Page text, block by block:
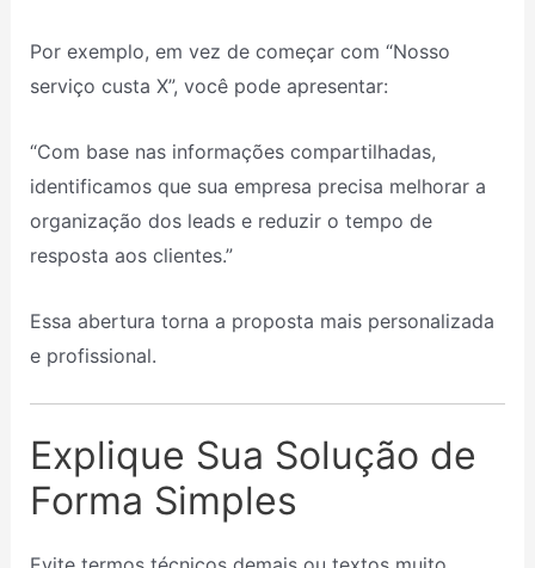
Por exemplo, em vez de começar com “Nosso
serviço custa X”, você pode apresentar:
“Com base nas informações compartilhadas,
identificamos que sua empresa precisa melhorar a
organização dos leads e reduzir o tempo de
resposta aos clientes.”
Essa abertura torna a proposta mais personalizada
e profissional.
Explique Sua Solução de
Forma Simples